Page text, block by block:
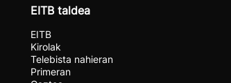
EITB taldea
EITB
Kirolak
Telebista nahieran
Primeran